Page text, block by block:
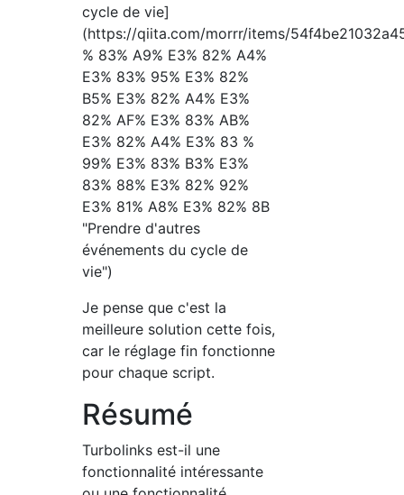
cycle de vie]
(https://qiita.com/morrr/items/
% 83% A9% E3% 82% A4%
E3% 83% 95% E3% 82%
B5% E3% 82% A4% E3%
82% AF% E3% 83% AB%
E3% 82% A4% E3% 83 %
99% E3% 83% B3% E3%
83% 88% E3% 82% 92%
E3% 81% A8% E3% 82% 8B
"Prendre d'autres
événements du cycle de
vie")
Je pense que c'est la
meilleure solution cette fois,
car le réglage fin fonctionne
pour chaque script.
Résumé
Turbolinks est-il une
fonctionnalité intéressante